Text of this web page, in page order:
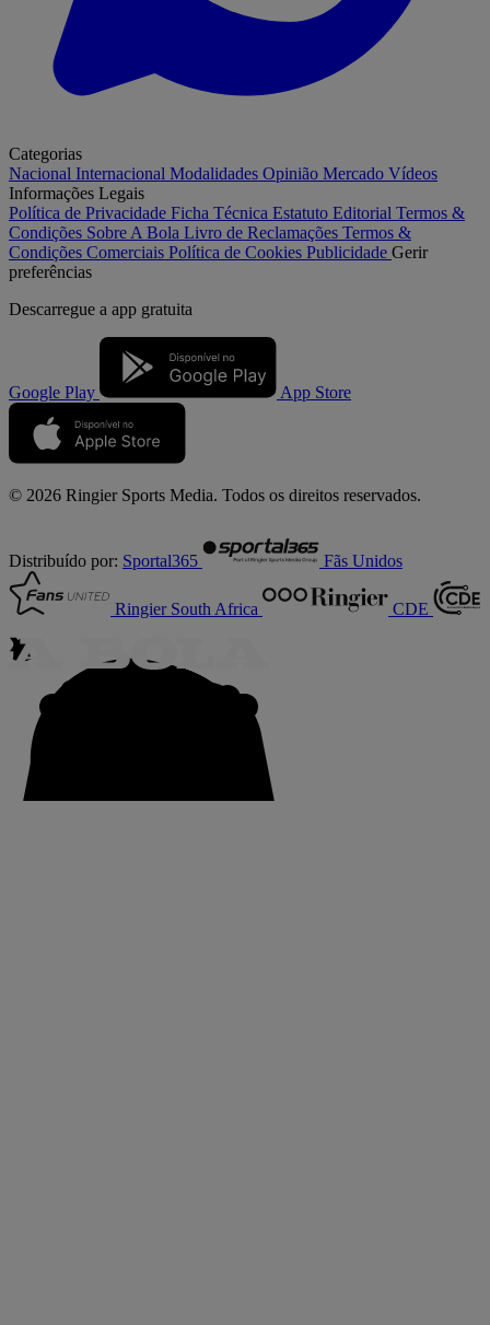
Categorias
Nacional Internacional Modalidades Opinião Mercado Vídeos
Informações Legais
Política de Privacidade Ficha Técnica Estatuto Editorial Termos &
Condições Sobre A Bola Livro de Reclamações Termos &
Condições Comerciais Política de Cookies Publicidade Gerir
preferências
Descarregue a app gratuita
Google Play App Store
© 2026 Ringier Sports Media. Todos os direitos reservados.
Distribuído por: Sportal365 Fãs Unidos
Ringier South Africa CDE